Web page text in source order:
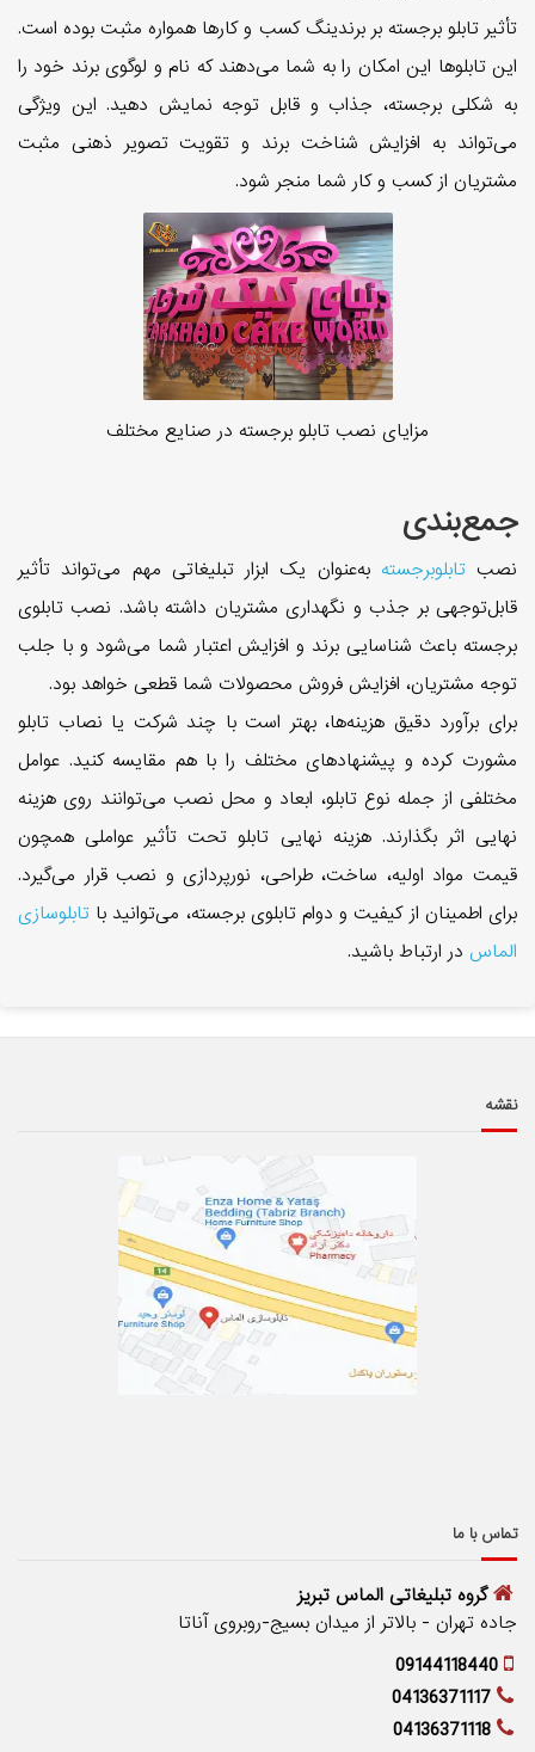
تأثیر تابلو برجسته بر برندینگ کسب و کارها همواره مثبت بوده است.
این تابلو‌ها این امکان را به شما می‌دهند که نام و لوگوی برند خود را
به شکلی برجسته، جذاب و قابل توجه نمایش دهید. این ویژگی
می‌تواند به افزایش شناخت برند و تقویت تصویر ذهنی مثبت
مشتریان از کسب و کار شما منجر شود.
مزایای نصب تابلو برجسته در صنایع مختلف
جمع‌بندی
نصبتابلوبرجسته به‌عنوان یک ابزار تبلیغاتی مهم می‌تواند تأثیر
قابل‌توجهی بر جذب و نگهداری مشتریان داشته باشد. نصب تابلوی
برجسته باعث شناسایی برند و افزایش اعتبار شما می‌شود و با جلب
توجه مشتریان، افزایش فروش محصولات شما قطعی خواهد بود.
برای برآورد دقیق هزینه‌ها، بهتر است با چند شرکت یا نصاب تابلو
مشورت کرده و پیشنهاد‌های مختلف را با هم مقایسه کنید. عوامل
مختلفی از جمله نوع تابلو، ابعاد و محل نصب می‌توانند روی هزینه
نهایی اثر بگذارند. هزینه نهایی تابلو تحت تأثیر عواملی همچون
قیمت مواد اولیه، ساخت، طراحی، نورپردازی و نصب قرار می‌گیرد.
برای اطمینان از کیفیت و دوام تابلوی برجسته، می‌توانید با تابلوسازی
الماس در ارتباط باشید.
نقشه
تماس با ما
گروه تبلیغاتی الماس تبریز
جاده تهران - بالاتر از میدان بسیج-روبروی آناتا
09144118440
04136371117
04136371118